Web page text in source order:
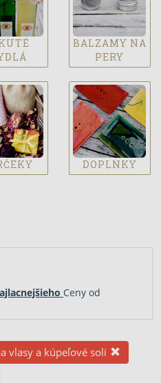
BALZAMY NA
PERY
DOPLNKY
Ceny od
vlasy a kúpeľové soli